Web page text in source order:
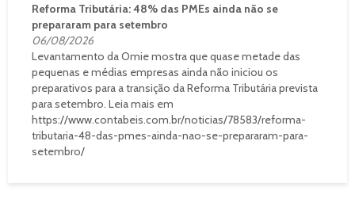
Reforma Tributária: 48% das PMEs ainda não se
prepararam para setembro
06/08/2026
Levantamento da Omie mostra que quase metade das
pequenas e médias empresas ainda não iniciou os
preparativos para a transição da Reforma Tributária prevista
para setembro. Leia mais em
https://www.contabeis.com.br/noticias/78583/reforma-
tributaria-48-das-pmes-ainda-nao-se-prepararam-para-
setembro/